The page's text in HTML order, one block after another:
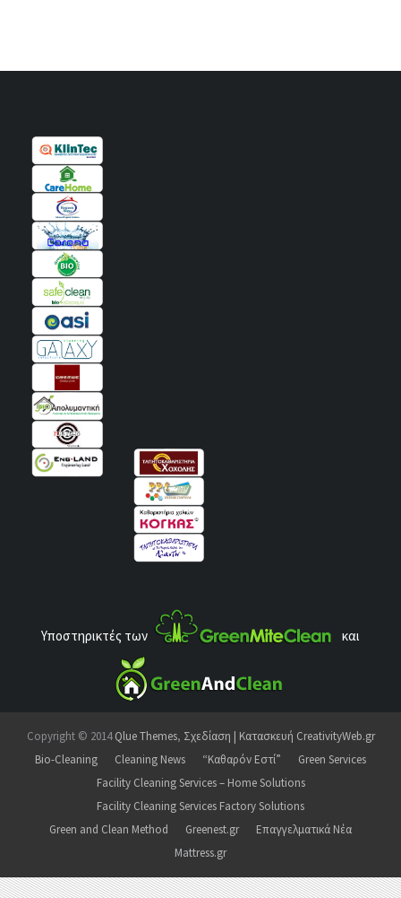
Υποστηρικτές των και
Copyright © 2014Qlue Themes, Σχεδίαση | Κατασκευή CreativityWeb.gr
Bio-Cleaning
Cleaning News “Καθαρόν Εστί”
Green Services
Facility Cleaning Services – Home Solutions
Facility Cleaning Services Factory Solutions
Green and Clean Method
Greenest.gr
Επαγγελματικά Νέα
Mattress.gr